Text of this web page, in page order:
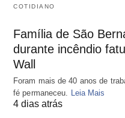
COTIDIANO
Família de São
durante incêndio
Wall
Foram mais de 40 anos de
fé permaneceu. Leia Mais
4 dias atrás